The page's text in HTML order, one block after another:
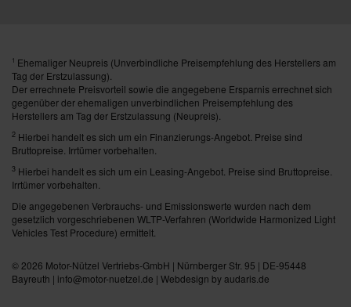
1 Ehemaliger Neupreis (Unverbindliche Preisempfehlung des Herstellers am
Tag der Erstzulassung).
Der errechnete Preisvorteil sowie die angegebene Ersparnis errechnet sich
gegenüber der ehemaligen unverbindlichen Preisempfehlung des
Herstellers am Tag der Erstzulassung (Neupreis).
2 Hierbei handelt es sich um ein Finanzierungs-Angebot. Preise sind
Bruttopreise. Irrtümer vorbehalten.
3 Hierbei handelt es sich um ein Leasing-Angebot. Preise sind Bruttopreise.
Irrtümer vorbehalten.
Die angegebenen Verbrauchs- und Emissionswerte wurden nach dem
gesetzlich vorgeschriebenen WLTP-Verfahren (Worldwide Harmonized Light
Vehicles Test Procedure) ermittelt.
© 2026 Motor-Nützel Vertriebs-GmbH | Nürnberger Str. 95 | DE-95448
Bayreuth | info@motor-nuetzel.de | Webdesign by audaris.de